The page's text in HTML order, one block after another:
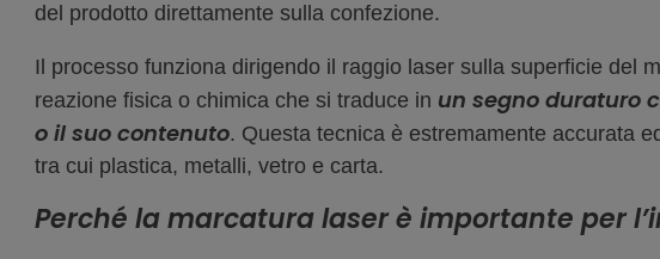
del prodotto direttamente sulla confezione.
Il processo funziona dirigendo il raggio laser sulla superficie del
reazione fisica o chimica che si traduce in un segno duraturo
o il suo contenuto. Questa tecnica è estremamente accurata
tra cui plastica, metalli, vetro e carta.
Perché la marcatura laser è importante per